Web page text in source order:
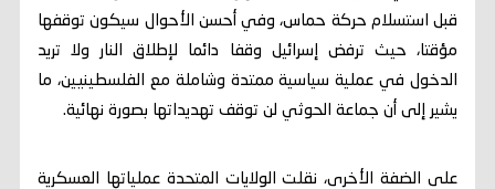
قبل استسلام حركة حماس، وفي أحسن الأحوال سيكون توقفها
مؤقتا، حيث ترفض إسرائيل وقفا دائما لإطلاق النار ولا تريد
الدخول في عملية سياسية ممتدة وشاملة مع الفلسطينيين، ما
يشير إلى أن جماعة الحوثي لن توقف تهديداتها بصورة نهائية.
على الضفة الأخرى، نقلت الولايات المتحدة عملياتها العسكرية